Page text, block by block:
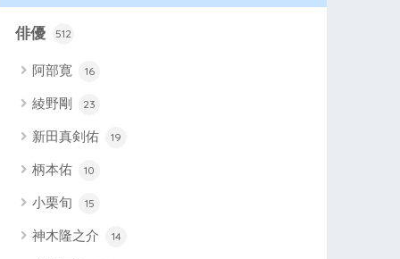
俳優 512
阿部寛 16
綾野剛 23
新田真剣佑 19
柄本佑 10
小栗旬 15
神木隆之介 14